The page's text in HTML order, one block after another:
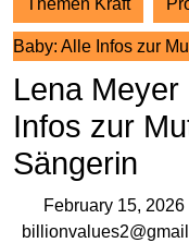
Themen Kraft
Baby: Alle Infos zur
Lena Meyer
Infos zur
Sängerin
February 15, 2026